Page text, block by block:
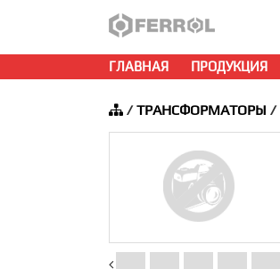
ГЛАВНАЯ ПРОДУКЦИЯ
/ТРАНСФОРМАТОРЫ /